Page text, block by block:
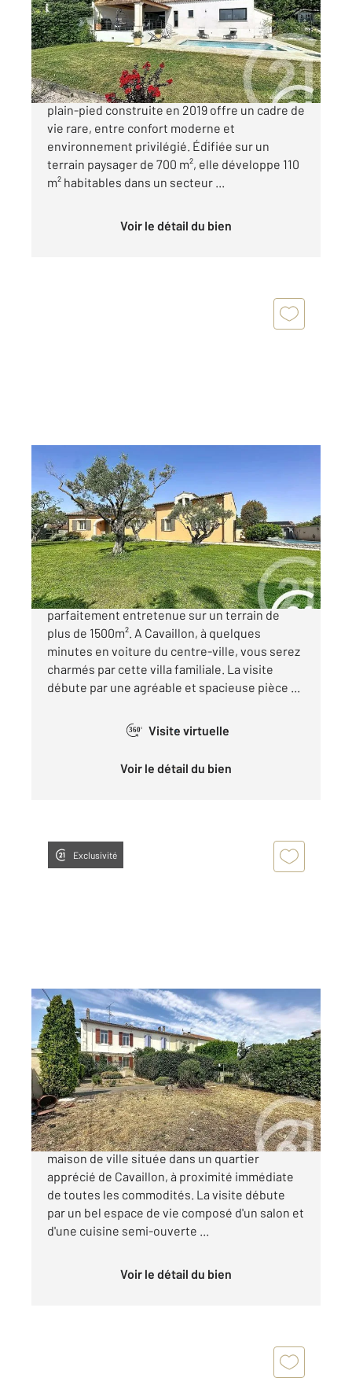
Maison à vendre
539 000 €
VIDAUQUE - Au cœur du Luberon, cette villa de
plain-pied construite en 2019 offre un cadre de
vie rare, entre confort moderne et
environnement privilégié. Édifiée sur un
terrain paysager de 700 m², elle développe 110
m² habitables dans un secteur ...
Voir le détail du bien
CAVAILLON 84
155 m2, 7 pièces
Ref : 3705
Maison à vendre
449 000 €
CAVAILLON - Découvrez cette très belle villa
parfaitement entretenue sur un terrain de
plus de 1500m². A Cavaillon, à quelques
minutes en voiture du centre-ville, vous serez
charmés par cette villa familiale. La visite
débute par une agréable et spacieuse pièce ...
360° Visite virtuelle
Voir le détail du bien
Exclusivité
CAVAILLON 84
89 m2 , 4 pièces
Ref : 2912
Maison à vendre
189 000 €
CAVAILLON - Venez découvrir cette charmante
maison de ville située dans un quartier
apprécié de Cavaillon, à proximité immédiate
de toutes les commodités. La visite débute
par un bel espace de vie composé d'un salon et
d'une cuisine semi-ouverte ...
Voir le détail du bien